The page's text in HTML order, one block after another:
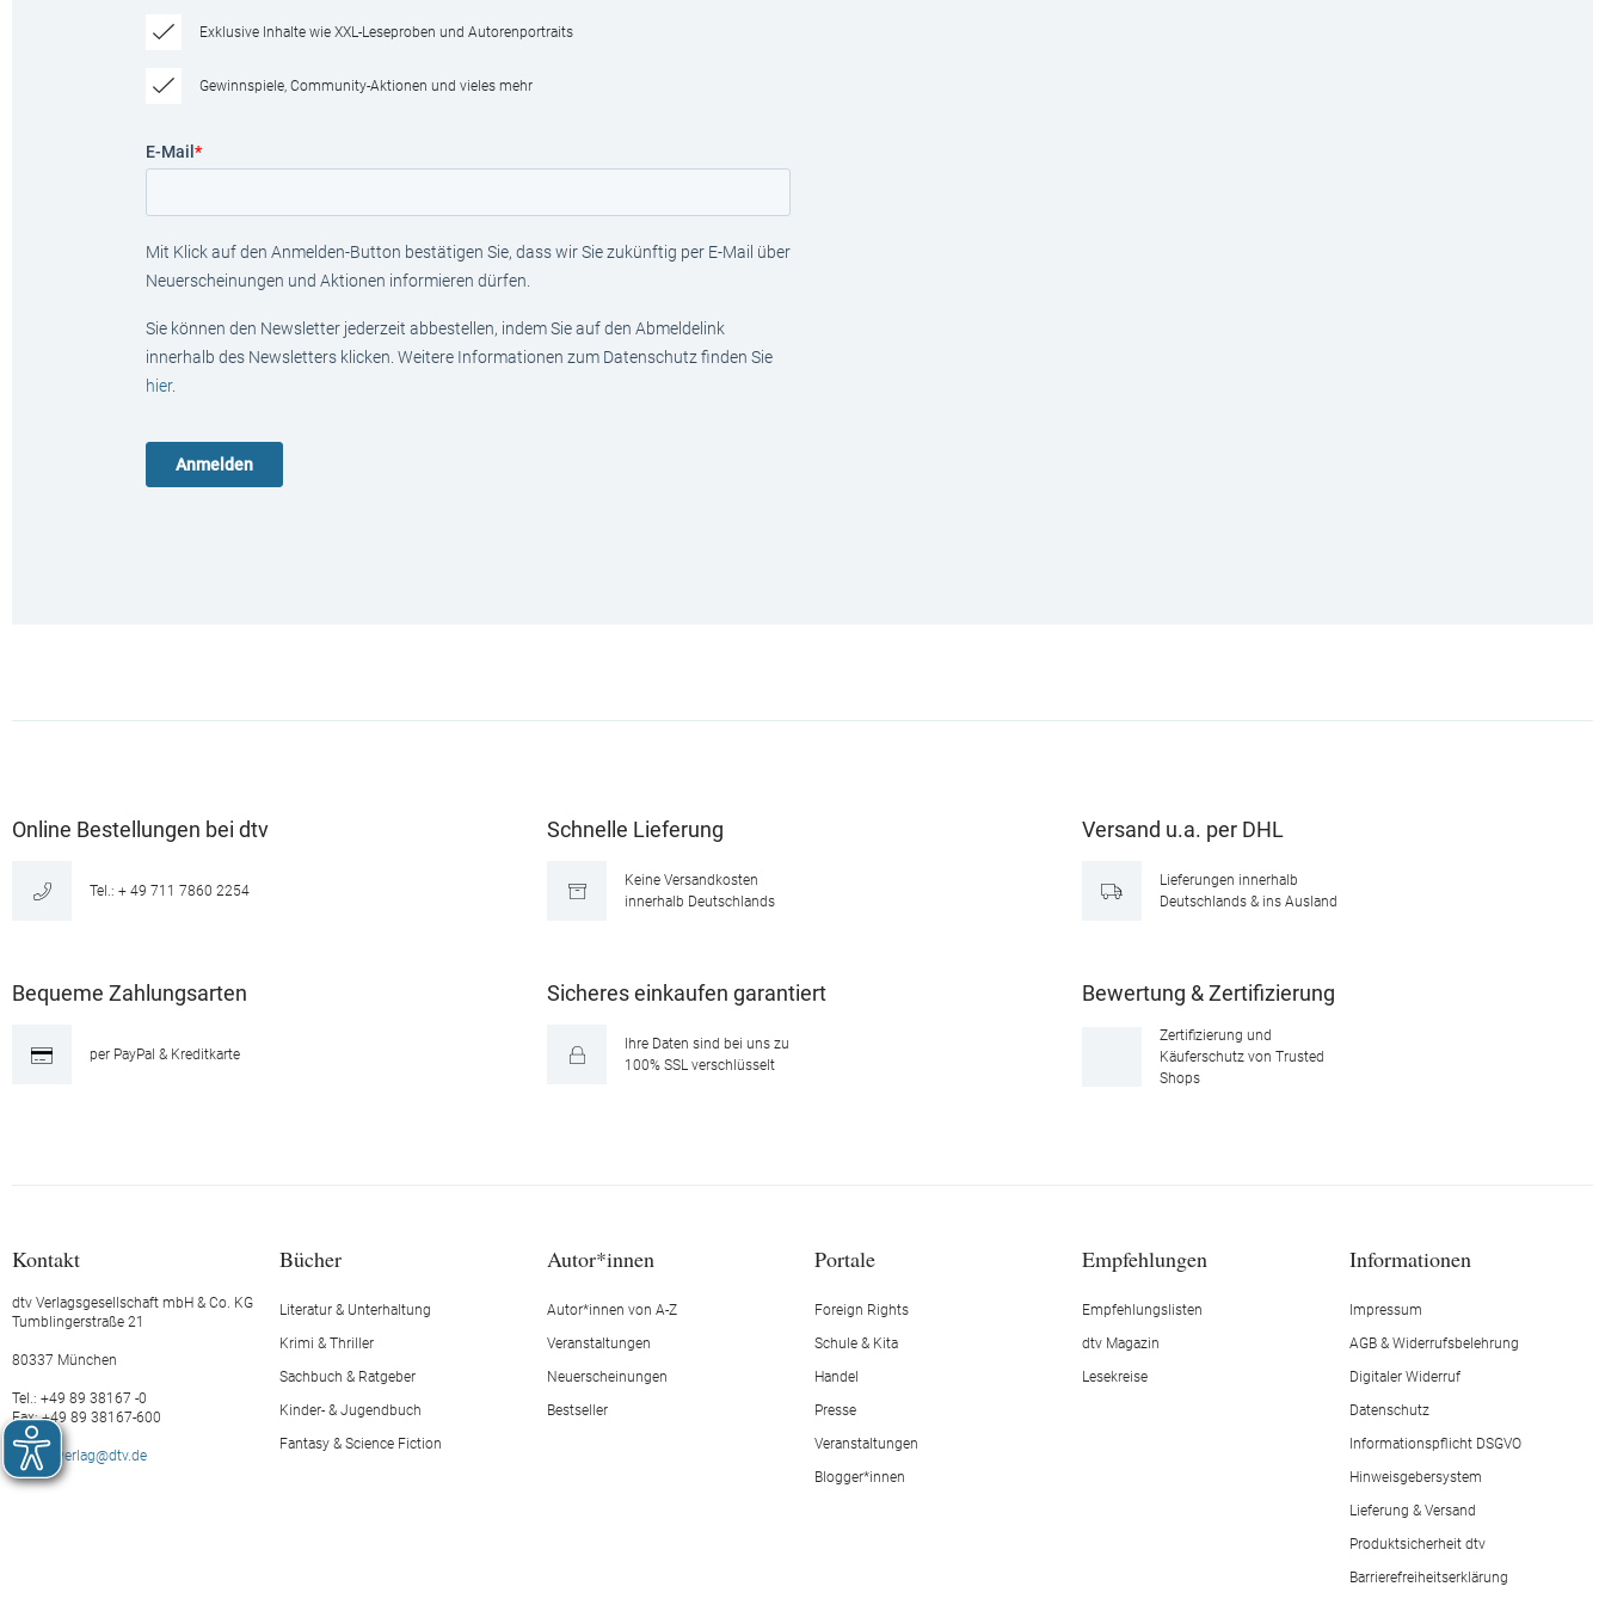
Exklusive Inhalte wie XXL-Leseproben und Autorenportraits
Gewinnspiele, Community-Aktionen und vieles mehr
E-Mail *
Mit Klick auf den Anmelden-Button bestätigen Sie, dass wir Sie zukünftig per E-Mail über
Neuerscheinungen und Aktionen informieren dürfen.
Sie können den Newsletter jederzeit abbestellen, indem Sie auf den Abmeldelink
innerhalb des Newsletters klicken. Weitere Informationen zum Datenschutz finden Sie
hier.
Online Bestellungen bei dtv
Tel.: + 49 711 7860 2254
Schnelle Lieferung
Keine Versandkosten
innerhalb Deutschlands
Versand u.a. per DHL
Lieferungen innerhalb
Deutschlands & ins Ausland
Bequeme Zahlungsarten
per PayPal & Kreditkarte
Sicheres einkaufen garantiert
Ihre Daten sind bei uns zu
100% SSL verschlüsselt
Bewertung & Zertifizierung
Zertifizierung und
Käuferschutz von Trusted
Shops
Kontakt
dtv Verlagsgesellschaft mbH & Co. KG
Tumblingerstraße 21
80337 München
Tel.: +49 89 38167 -0
Fax: +49 89 38167-600
E-Mail: verlag@dtv.de
Bücher
Literatur & Unterhaltung
Krimi & Thriller
Sachbuch & Ratgeber
Kinder- & Jugendbuch
Fantasy & Science Fiction
Autor*innen
Autor*innen von A-Z
Veranstaltungen
Neuerscheinungen
Bestseller
Portale
Foreign Rights
Schule & Kita
Handel
Presse
Veranstaltungen
Blogger*innen
Empfehlungen
Empfehlungslisten
dtv Magazin
Lesekreise
Informationen
Impressum
AGB & Widerrufsbelehrung
Digitaler Widerruf
Datenschutz
Informationspflicht DSGVO
Hinweisgebersystem
Lieferung & Versand
Produktsicherheit dtv
Barrierefreiheitserklärung